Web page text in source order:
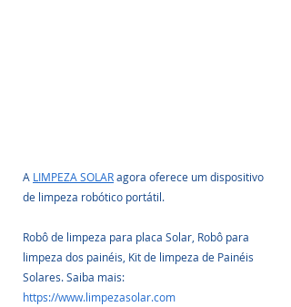
A LIMPEZA SOLAR agora oferece um dispositivo
de limpeza robótico portátil.
Robô de limpeza para placa Solar, Robô para
limpeza dos painéis, Kit de limpeza de Painéis
Solares. Saiba mais:
https://www.limpezasolar.com